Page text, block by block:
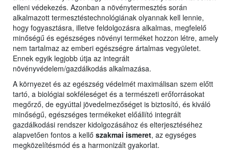
elleni védekezés. Azonban a növénytermesztés során
alkalmazott termesztéstechnológiának olyannak kell lennie,
hogy fogyasztásra, illetve feldolgozásra alkalmas, megfelelő
minőségű és egészséges növényi terméket hozzon létre, amely
nem tartalmaz az emberi egészségre ártalmas vegyületet.
Ennek egyik legjobb útja az integrált
növényvédelem/gazdálkodás alkalmazása.
A környezet és az egészség védelmét maximálisan szem előtt
tartó, a biológiai sokféleséget és a természeti erőforrásokat
megőrző, de egyúttal jövedelmezőséget is biztosító, és kiváló
minőségű, egészséges termékeket előállító integrált
gazdálkodási rendszer kidolgozásához és elterjesztéséhez
alapvetően fontos a kellő szakmai ismeret, az egységes
megközelítésmód és a harmonizált gyakorlat.